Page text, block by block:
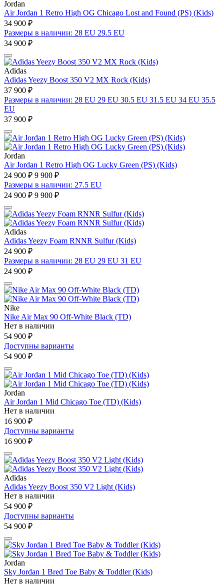
Jordan
Air Jordan 1 Retro High OG Chicago Lost and Found (PS) (Kids)
34 900 ₽
Размеры в наличии: 28 EU 29.5 EU
34 900 ₽
Adidas
Adidas Yeezy Boost 350 V2 MX Rock (Kids)
37 900 ₽
Размеры в наличии: 28 EU 29 EU 30.5 EU 31.5 EU 34 EU 35.5
EU
37 900 ₽
Jordan
Air Jordan 1 Retro High OG Lucky Green (PS) (Kids)
24 900 ₽ 9 900 ₽
Размеры в наличии: 27.5 EU
24 900 ₽ 9 900 ₽
Adidas
Adidas Yeezy Foam RNNR Sulfur (Kids)
24 900 ₽
Размеры в наличии: 28 EU 29 EU 31 EU
24 900 ₽
Nike
Nike Air Max 90 Off-White Black (TD)
Нет в наличии
54 900 ₽
Доступны варианты
54 900 ₽
Jordan
Air Jordan 1 Mid Chicago Toe (TD) (Kids)
Нет в наличии
16 900 ₽
Доступны варианты
16 900 ₽
Adidas
Adidas Yeezy Boost 350 V2 Light (Kids)
Нет в наличии
54 900 ₽
Доступны варианты
54 900 ₽
Jordan
Sky Jordan 1 Bred Toe Baby & Toddler (Kids)
Нет в наличии